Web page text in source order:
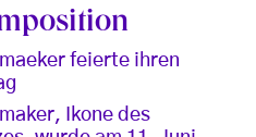
feierte ihren
Ikone des